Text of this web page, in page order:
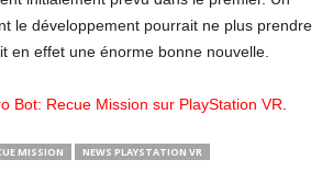
le développement pourrait ne plus prendre
en effet une énorme bonne nouvelle.
Bot: Recue Mission sur PlayStation VR
MISSION NEWS PLAYSTATION VR